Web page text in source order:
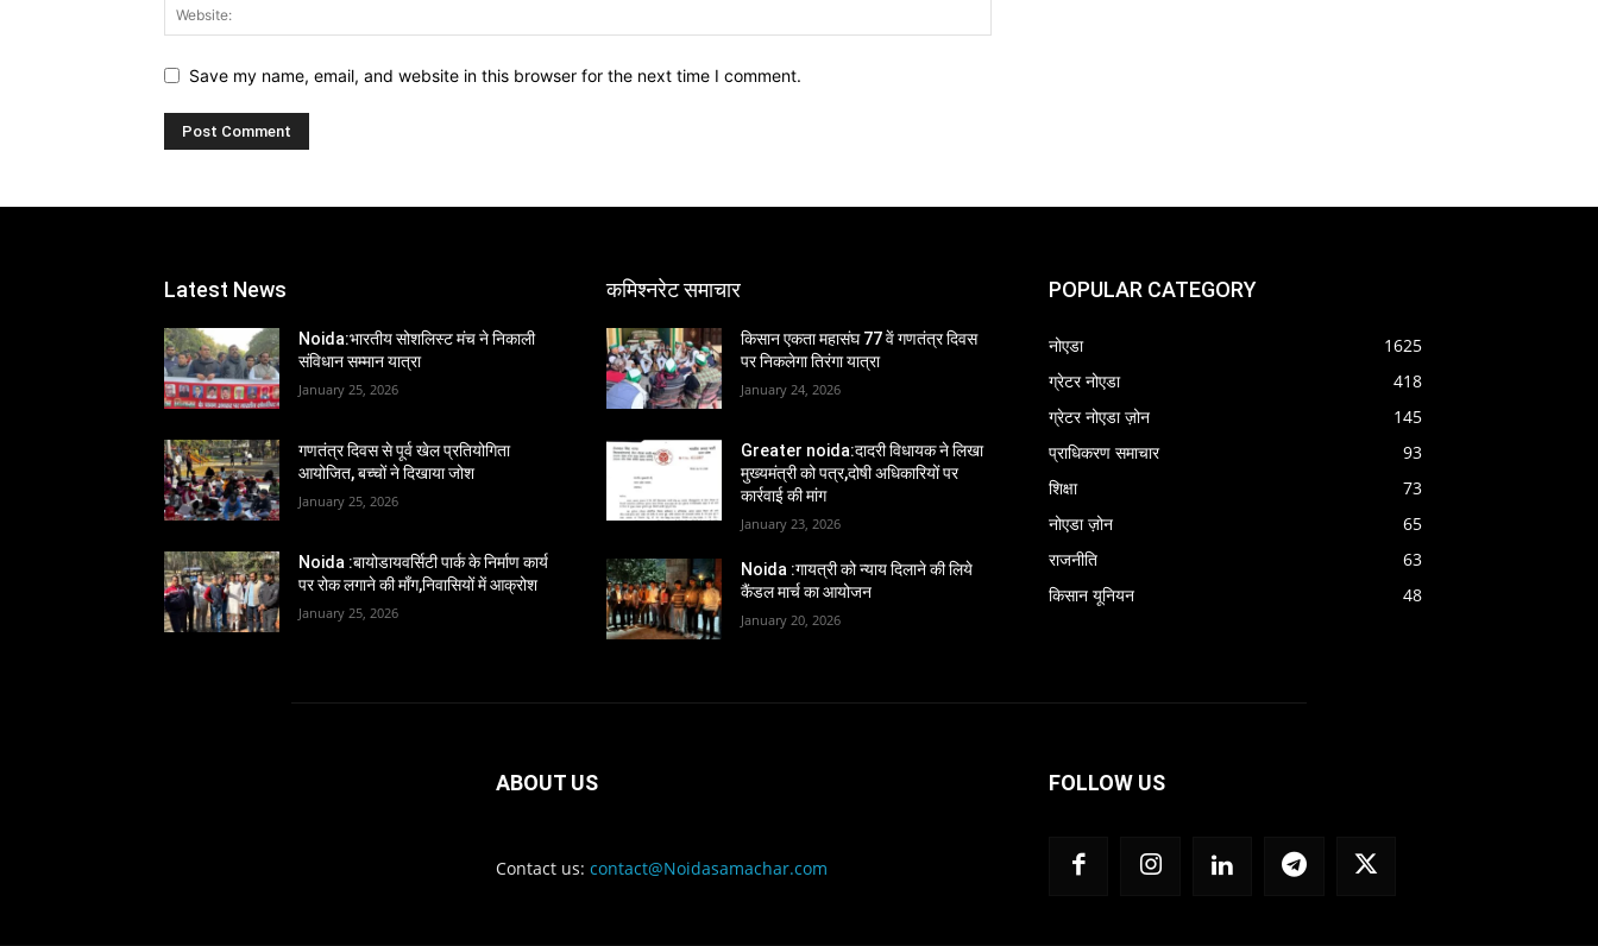
Save my name, email, and website in this browser for the next time I comment.
Latest News
Noida:भारतीय सोशलिस्ट मंच ने निकाली
संविधान सम्मान यात्रा
January 25, 2026
गणतंत्र दिवस से पूर्व खेल प्रतियोगिता
आयोजित, बच्चों ने दिखाया जोश
January 25, 2026
Noida :बायोडायवर्सिटी पार्क के निर्माण कार्य
पर रोक लगाने की माँग,निवासियों में आक्रोश
January 25, 2026
कमिश्नरेट समाचार
किसान एकता महासंघ 77 वें गणतंत्र दिवस
पर निकलेगा तिरंगा यात्रा
January 24, 2026
Greater noida:दादरी विधायक ने लिखा
मुख्यमंत्री को पत्र,दोषी अधिकारियों पर
कार्रवाई की मांग
January 23, 2026
Noida :गायत्री को न्याय दिलाने की लिये
कैंडल मार्च का आयोजन
January 20, 2026
POPULAR CATEGORY
नोएडा
1625
ग्रेटर नोएडा
418
ग्रेटर नोएडा ज़ोन
145
प्राधिकरण समाचार
93
शिक्षा
73
नोएडा ज़ोन
65
राजनीति
63
किसान यूनियन
48
ABOUT US
Contact us: contact@Noidasamachar.com
FOLLOW US